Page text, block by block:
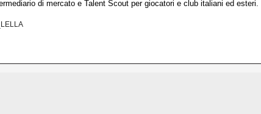
di mercato e Talent Scout per giocatori e club italiani ed esteri.